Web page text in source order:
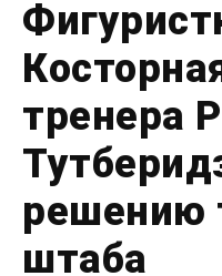
тренера
решению
штаба